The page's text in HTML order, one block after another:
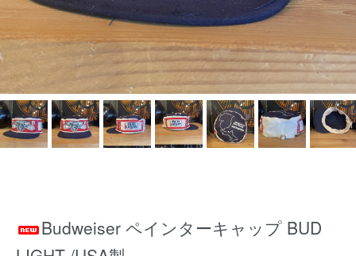
Budweiser ペインターキャップ BUD